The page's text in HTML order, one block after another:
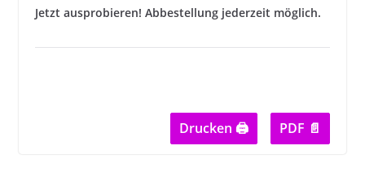
Jetzt ausprobieren! Abbestellung jederzeit möglich.
Drucken 🖨 PDF 📄